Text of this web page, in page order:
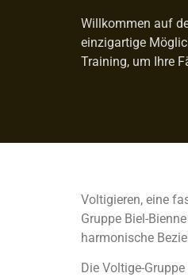
Willkommen auf
einzigartige
Training, um Ihre
Voltigieren, eine
Gruppe Biel-
harmonische
Die Voltige-